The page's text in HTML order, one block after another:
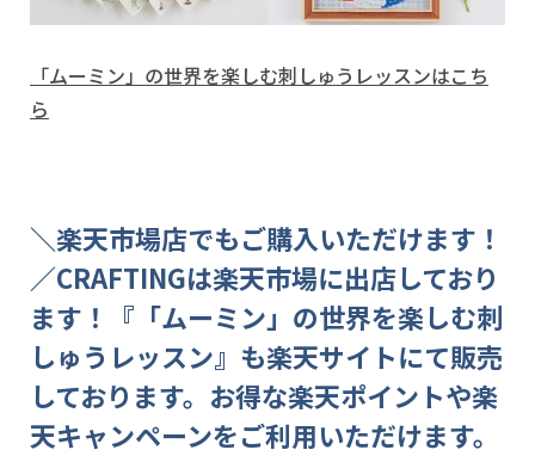
「ムーミン」の世界を楽しむ刺しゅうレッスンはこち
ら
＼楽天市場店でもご購入いただけます！
／CRAFTINGは楽天市場に出店しており
ます！『「ムーミン」の世界を楽しむ刺
しゅうレッスン』も楽天サイトにて販売
しております。お得な楽天ポイントや楽
天キャンペーンをご利用いただけます。